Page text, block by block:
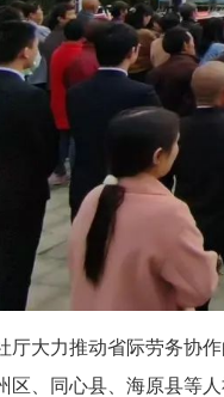
厅大力推动省际劳务协
区、同心县、海原县等